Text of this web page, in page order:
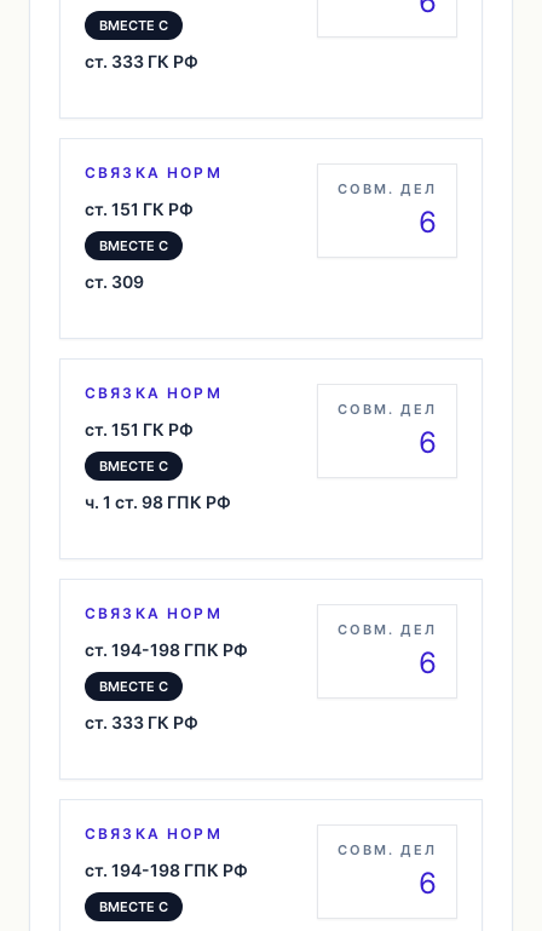
ВМЕСТЕ С
ст. 333 ГК РФ
СВЯЗКА НОРМ
ст. 151 ГК РФ
ВМЕСТЕ С
ст. 309
СОВМ. ДЕЛ
6
СВЯЗКА НОРМ
ст. 151 ГК РФ
ВМЕСТЕ С
ч. 1 ст. 98 ГПК РФ
СОВМ. ДЕЛ
6
СВЯЗКА НОРМ
ст. 194-198 ГПК РФ
ВМЕСТЕ С
ст. 333 ГК РФ
СОВМ. ДЕЛ
6
СВЯЗКА НОРМ
ст. 194-198 ГПК РФ
ВМЕСТЕ С
СОВМ. ДЕЛ
6